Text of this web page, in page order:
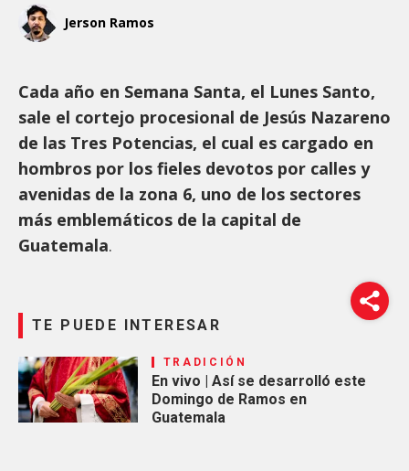
Jerson Ramos
Cada año en Semana Santa, el Lunes Santo,
sale el cortejo procesional de Jesús Nazareno
de las Tres Potencias, el cual es cargado en
hombros por los fieles devotos por calles y
avenidas de la zona 6, uno de los sectores
más emblemáticos de la capital de
Guatemala.
TE PUEDE INTERESAR
TRADICIÓN
En vivo | Así se desarrolló este
Domingo de Ramos en
Guatemala